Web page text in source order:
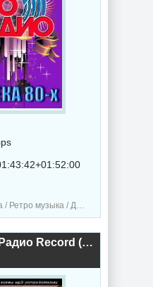
/ Радио-Хиты / Радио-сборники / Музыка 2019 года
Горячие Новинки Радио Record (2019) торрент